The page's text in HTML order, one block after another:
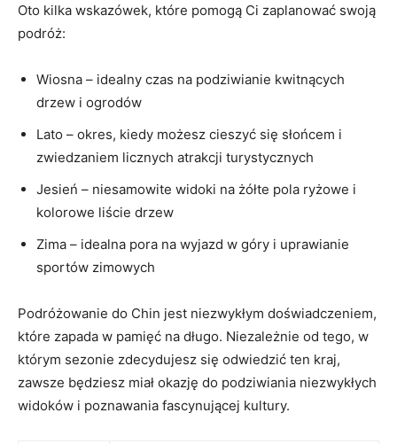
⁢Oto kilka wskazówek, które pomogą Ci zaplanować swoją
podróż:
Wiosna – idealny czas na podziwianie ⁣kwitnących
drzew i⁣ ogrodów
Lato – okres, kiedy możesz cieszyć się słońcem i‌
zwiedzaniem licznych atrakcji turystycznych
Jesień – niesamowite widoki na żółte pola ryżowe i
kolorowe ⁣liście‍ drzew
Zima – idealna pora na wyjazd w góry i uprawianie
sportów zimowych
Podróżowanie​ do Chin jest niezwykłym doświadczeniem,
które zapada w‍ pamięć na długo. Niezależnie⁣ od tego, w⁢
którym ‍sezonie zdecydujesz się ‌odwiedzić ten kraj,
⁤zawsze będziesz ⁢miał okazję ‍do podziwiania niezwykłych
widoków i poznawania⁢ fascynującej kultury.